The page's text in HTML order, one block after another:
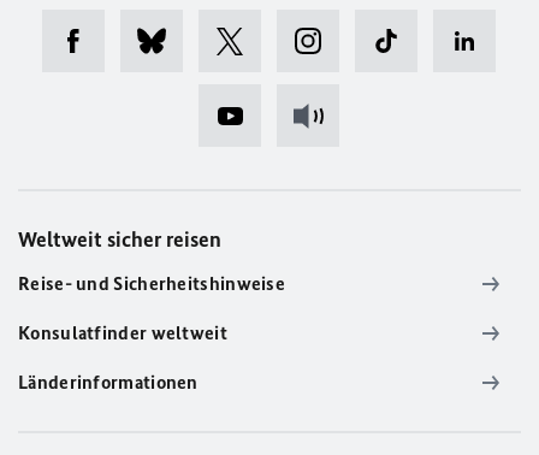
Weltweit sicher reisen
Reise- und Sicherheitshinweise
Konsulatfinder weltweit
Länderinformationen